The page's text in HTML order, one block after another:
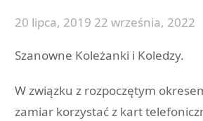
20 lipca, 2019 22 września, 2022
Szanowne Koleżanki i Koledzy.
W związku z rozpoczętym
zamiar korzystać z kart